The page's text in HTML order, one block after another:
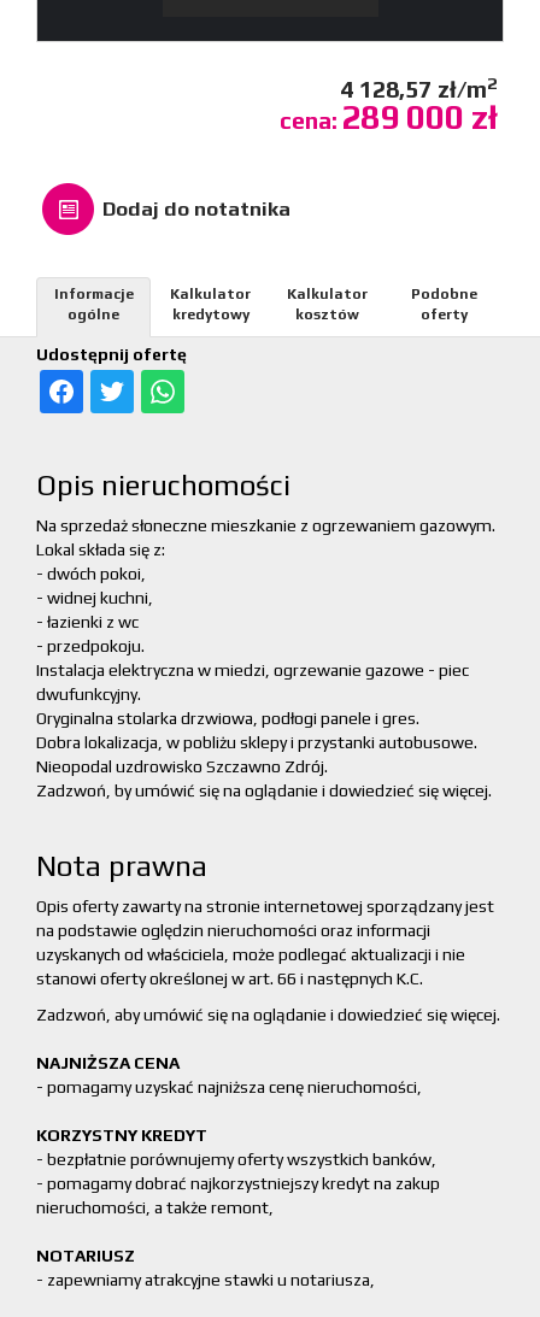
4 128,57 zł/m2
cena: 289 000 zł
Dodaj do notatnika
Udostępnij ofertę
Informacje
ogólne
Kalkulator
kredytowy
Kalkulator
kosztów
Podobne
oferty
Opis nieruchomości
Na sprzedaż słoneczne mieszkanie z ogrzewaniem gazowym.
Lokal składa się z:
- dwóch pokoi,
- widnej kuchni,
- łazienki z wc
- przedpokoju.
Instalacja elektryczna w miedzi, ogrzewanie gazowe - piec
dwufunkcyjny.
Oryginalna stolarka drzwiowa, podłogi panele i gres.
Dobra lokalizacja, w pobliżu sklepy i przystanki autobusowe.
Nieopodal uzdrowisko Szczawno Zdrój.
Zadzwoń, by umówić się na oglądanie i dowiedzieć się więcej.
Nota prawna
Opis oferty zawarty na stronie internetowej sporządzany jest
na podstawie oględzin nieruchomości oraz informacji
uzyskanych od właściciela, może podlegać aktualizacji i nie
stanowi oferty określonej w art. 66 i następnych K.C.
Zadzwoń, aby umówić się na oglądanie i dowiedzieć się więcej.
NAJNIŻSZA CENA
- pomagamy uzyskać najniższa cenę nieruchomości,
KORZYSTNY KREDYT
- bezpłatnie porównujemy oferty wszystkich banków,
- pomagamy dobrać najkorzystniejszy kredyt na zakup
nieruchomości, a także remont,
NOTARIUSZ
- zapewniamy atrakcyjne stawki u notariusza,